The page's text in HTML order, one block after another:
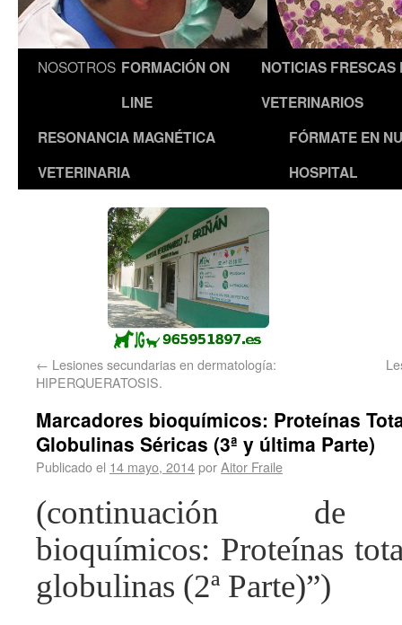
NOSOTROS FORMACIÓN ON
LINE
NOTICIAS FRESCAS
VETERINARIOS
RESONANCIA MAGNÉTICA
VETERINARIA
FÓRMATE EN
HOSPITAL
← Lesiones secundarias en dermatología:
HIPERQUERATOSIS.
Marcadores bioquímicos: Proteínas
Globulinas Séricas (3ª y última Parte)
Publicado el 14 mayo, 2014porAitor Fraile
(continuación de
bioquímicos: Proteínas
globulinas (2ª Parte)”)